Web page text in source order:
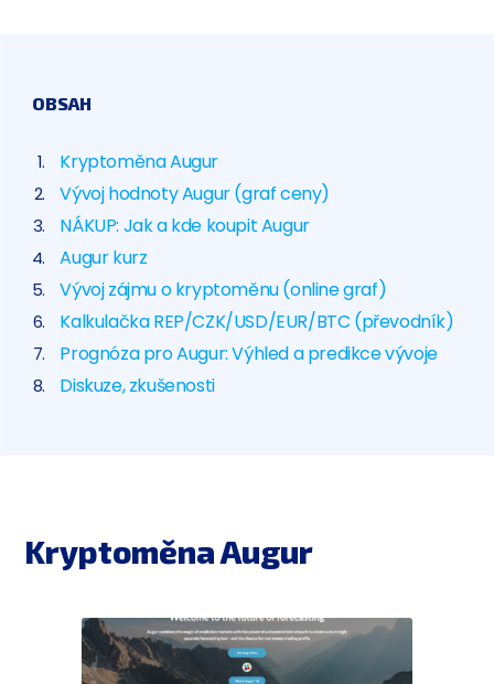
OBSAH
Kryptoměna Augur
Vývoj hodnoty Augur (graf ceny)
NÁKUP: Jak a kde koupit Augur
Augur kurz
Vývoj zájmu o kryptoměnu (online graf)
Kalkulačka REP/CZK/USD/EUR/BTC (převodník)
Prognóza pro Augur: Výhled a predikce vývoje
Diskuze, zkušenosti
Kryptoměna Augur